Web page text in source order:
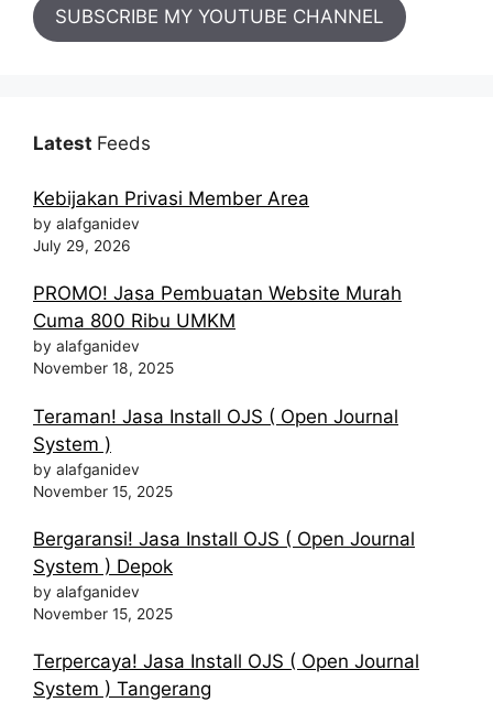
SUBSCRIBE MY YOUTUBE CHANNEL
Latest Feeds
Kebijakan Privasi Member Area
by alafganidev
July 29, 2026
PROMO! Jasa Pembuatan Website Murah
Cuma 800 Ribu UMKM
by alafganidev
November 18, 2025
Teraman! Jasa Install OJS ( Open Journal
System )
by alafganidev
November 15, 2025
Bergaransi! Jasa Install OJS ( Open Journal
System ) Depok
by alafganidev
November 15, 2025
Terpercaya! Jasa Install OJS ( Open Journal
System ) Tangerang